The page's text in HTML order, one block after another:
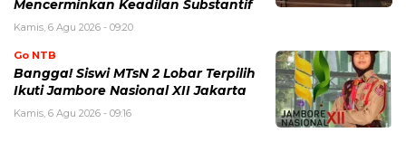
Mencerminkan Keadilan Substantif
Kamis, 6 Agu 2026 - 09:20
Go NTB
Bangga! Siswi MTsN 2 Lobar Terpilih
Ikuti Jambore Nasional XII Jakarta
Kamis, 6 Agu 2026 - 09:16